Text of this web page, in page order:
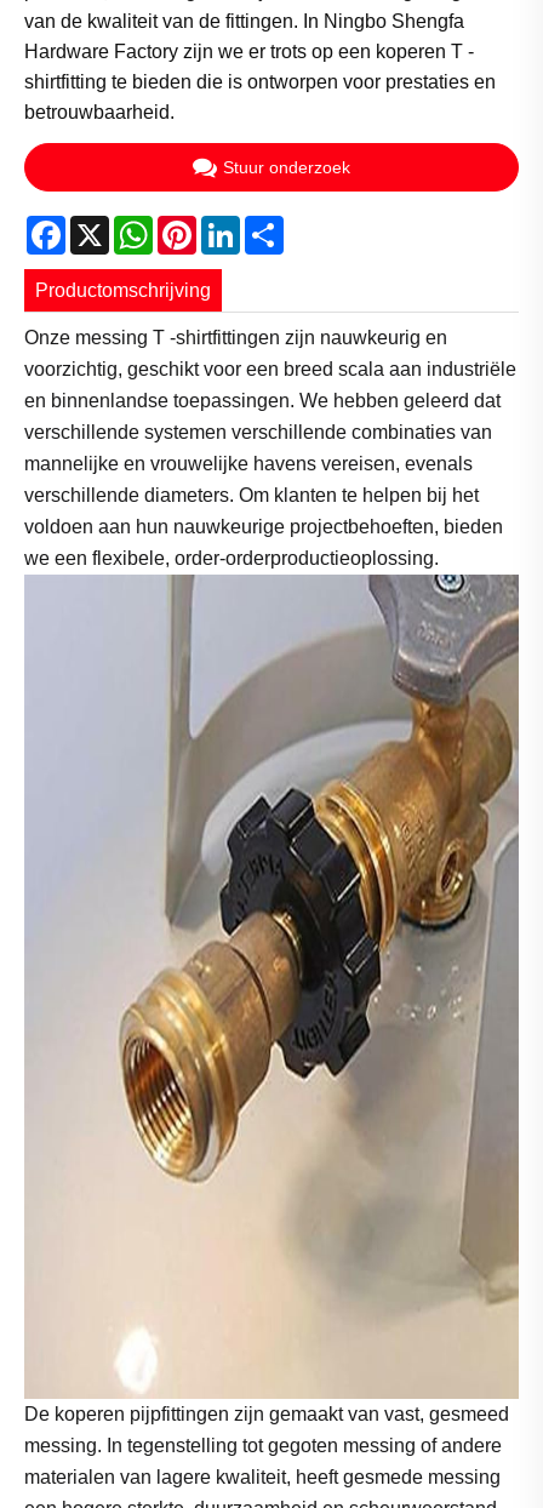
van de kwaliteit van de fittingen. In Ningbo Shengfa
Hardware Factory zijn we er trots op een koperen T -
shirtfitting te bieden die is ontworpen voor prestaties en
betrouwbaarheid.
Stuur onderzoek
Facebook
X WhatsApp
PinterestLinkedIn
Productomschrijving
Onze messing T -shirtfittingen zijn nauwkeurig en
voorzichtig, geschikt voor een breed scala aan industriële
en binnenlandse toepassingen. We hebben geleerd dat
verschillende systemen verschillende combinaties van
mannelijke en vrouwelijke havens vereisen, evenals
verschillende diameters. Om klanten te helpen bij het
voldoen aan hun nauwkeurige projectbehoeften, bieden
we een flexibele, order-orderproductieoplossing.
De koperen pijpfittingen zijn gemaakt van vast, gesmeed
messing. In tegenstelling tot gegoten messing of andere
materialen van lagere kwaliteit, heeft gesmede messing